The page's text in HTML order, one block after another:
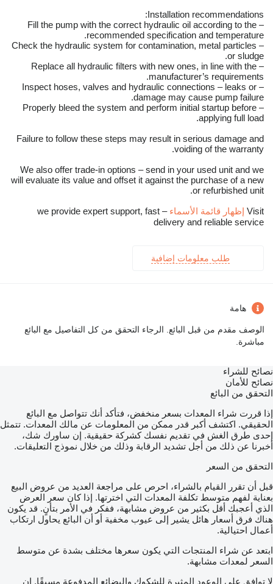
Installation recommendations:
– Fill the pump with the correct hydraulic oil according to the
recommended specification and temperature.
– Check the hydraulic system for contamination, metal particles
or sludge.
– Replace all hydraulic filters with new ones, in line with the
manufacturer’s requirements.
– Inspect hoses, valves and hydraulic connections – leaks or
damage may cause pump failure.
– Properly bleed the system and perform initial startup before
applying full load.
Failure to follow these steps may result in serious damage and
voiding of the warranty.
We also offer trade-in options – send in your used unit and we
will evaluate its value and offset it against the purchase of a new
or refurbished unit.
Visit إظهار قائمة الأسماء
– we provide expert support, fast
delivery and reliable service
طلب معلومات إضافية
هامة
الوصف مقدم من قبل البائع. الرجاء التحقق من كل التفاصيل مع البائع
مباشرة.
نصائح للشراء
نصائح للأمان
التحقق من البائع
إذا قررت شراء المعدات بسعر منخفض، فتأكد أنك تتواصل مع البائع
الحقيقي. اكتشف أكبر قدر ممكن من المعلومات عن مالك المعدات. تتمثل
إحدى طرق الغش في تقديم نفسك كشركة حقيقية. إن ساورك شك،
أخبرنا عن ذلك من أجل تشديد الرقابة وذلك من خلال نموذج التعليقات.
التحقق من السعر
قبل أن تقرر القيام بالشراء، احرص على مراجعة العديد من عروض البيع
بعناية لفهم متوسط تكلفة المعدات التي اخترتها. إذا كان سعر العرض
الذي أعجبك أقل بكثير من عروض مشابهة، ففكر في الأمر بتأنٍ. قد يكون
هناك فرق أسعار هائل يشير إلى عيوب مخفية أو أن البائع يحاول ارتكاب
أعمال احتيالية.
ابتعد عن شراء المنتجات التي يكون سعرها مختلف بشدة عن متوسط
السعر لمعدات مشابهة.
لا توافق على الوعود المثيرة للشكوك والبضائع المدفوعة مسبقًا. إن